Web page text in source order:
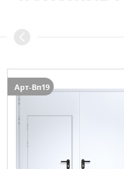
Арт-Вп19